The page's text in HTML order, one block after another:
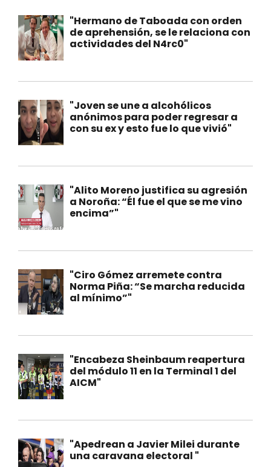
"Hermano de Taboada con orden
de aprehensión, se le relaciona con
actividades del N4rc0"
"Joven se une a alcohólicos
anónimos para poder regresar a
con su ex y esto fue lo que vivió"
"Alito Moreno justifica su agresión
a Noroña: “Él fue el que se me vino
encima”"
"Ciro Gómez arremete contra
Norma Piña: “Se marcha reducida
al mínimo”"
"Encabeza Sheinbaum reapertura
del módulo 11 en la Terminal 1 del
AICM"
"Apedrean a Javier Milei durante
una caravana electoral "